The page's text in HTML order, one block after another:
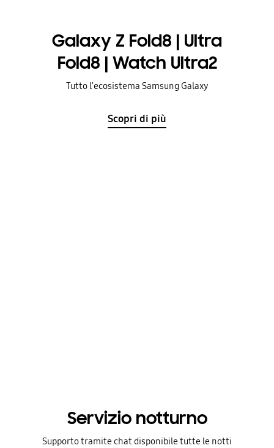
Galaxy Z Fold8 | Ultra
Fold8 | Watch Ultra2
Tutto l'ecosistema Samsung Galaxy
Scopri di più
Servizio notturno
Supporto tramite chat disponibile tutte le notti